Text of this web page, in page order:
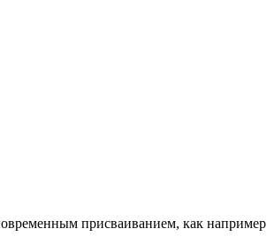
присваиванием, как например